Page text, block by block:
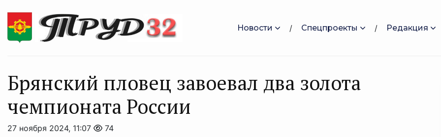
Новости Спецпроекты Редакция
Брянский пловец завоевал два золота
чемпионата России
27 ноября 2024, 11:07 74